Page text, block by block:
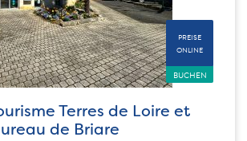
PREISE
ONLINE
BUCHEN
Terres de Loire et
de Briare